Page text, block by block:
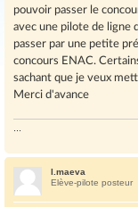
pouvoir passer le
avec une pilote de ligne
passer par une petite
concours ENAC.
sachant que je veux
Merci d'avance
l.maeva
Elève-pilote posteur